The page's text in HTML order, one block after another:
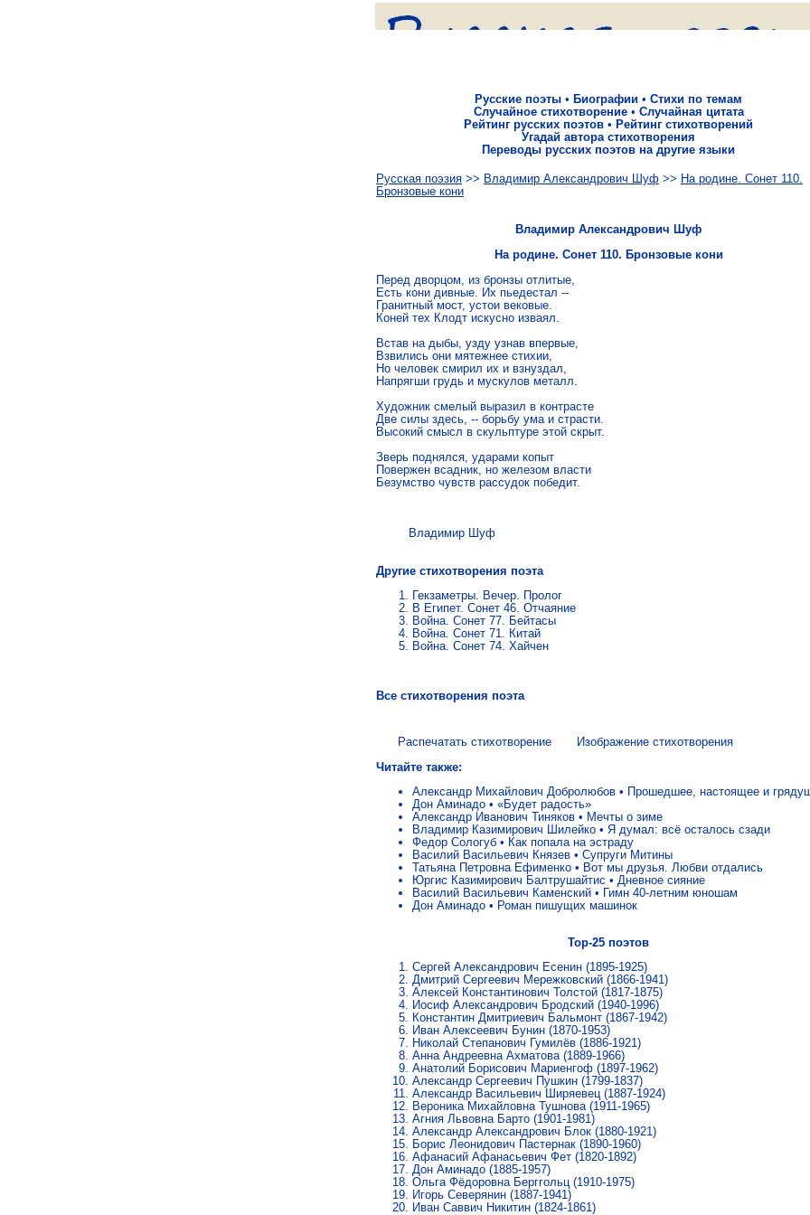
Русские поэты • Биографии • Стихи по темам
Случайное стихотворение• Случайная цитата
Рейтинг русских поэтов • Рейтинг стихотворений
Угадай автора стихотворения
Переводы русских поэтов на другие языки
Русская поэзия >> Владимир Александрович Шуф >> На родине. Сонет 110.
Бронзовые кони
Владимир Александрович Шуф
На родине. Сонет 110. Бронзовые кони
Перед дворцом, из бронзы отлитые,
Есть кони дивные. Их пьедестал --
Гранитный мост, устои вековые.
Коней тех Клодт искусно изваял.
Встав на дыбы, узду узнав впервые,
Взвились они мятежнее стихии,
Но человек смирил их и взнуздал,
Напрягши грудь и мускулов металл.
Художник смелый выразил в контрасте
Две силы здесь, -- борьбу ума и страсти.
Высокий смысл в скульптуре этой скрыт.
Зверь поднялся, ударами копыт
Повержен всадник, но железом власти
Безумство чувств рассудок победит.
Владимир Шуф
Другие стихотворения поэта
Гекзаметры. Вечер. Пролог
В Египет. Сонет 46. Отчаяние
Война. Сонет 77. Бейтасы
Война. Сонет 71. Китай
Война. Сонет 74. Хайчен
Все стихотворения поэта
Распечатать стихотворение
Изображение стихотворения
Читайте также:
Александр Михайлович Добролюбов • Прошедшее, настоящее и
Дон Аминадо • «Будет радость»
Александр Иванович Тиняков • Мечты о зиме
Владимир Казимирович Шилейко • Я думал: всё осталось сзади
Федор Сологуб • Как попала на эстраду
Василий Васильевич Князев • Супруги Митины
Татьяна Петровна Ефименко • Вот мы друзья. Любви отдались
Юргис Казимирович Балтрушайтис • Дневное сияние
Василий Васильевич Каменский • Гимн 40-летним юношам
Дон Аминадо • Роман пишущих машинок
Top-25 поэтов
Сергей Александрович Есенин (1895-1925)
Дмитрий Сергеевич Мережковский (1866-1941)
Алексей Константинович Толстой (1817-1875)
Иосиф Александрович Бродский (1940-1996)
Константин Дмитриевич Бальмонт (1867-1942)
Иван Алексеевич Бунин (1870-1953)
Николай Степанович Гумилёв (1886-1921)
Анна Андреевна Ахматова(1889-1966)
Анатолий Борисович Мариенгоф (1897-1962)
Александр Сергеевич Пушкин (1799-1837)
Александр Васильевич Ширяевец(1887-1924)
Вероника Михайловна Тушнова(1911-1965)
Агния Львовна Барто (1901-1981)
Александр Александрович Блок (1880-1921)
Борис Леонидович Пастернак (1890-1960)
Афанасий Афанасьевич Фет (1820-1892)
Дон Аминадо (1885-1957)
Ольга Фёдоровна Берггольц(1910-1975)
Игорь Северянин (1887-1941)
Иван Саввич Никитин (1824-1861)